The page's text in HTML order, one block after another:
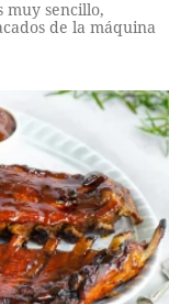
muy sencillo,
de la máquina